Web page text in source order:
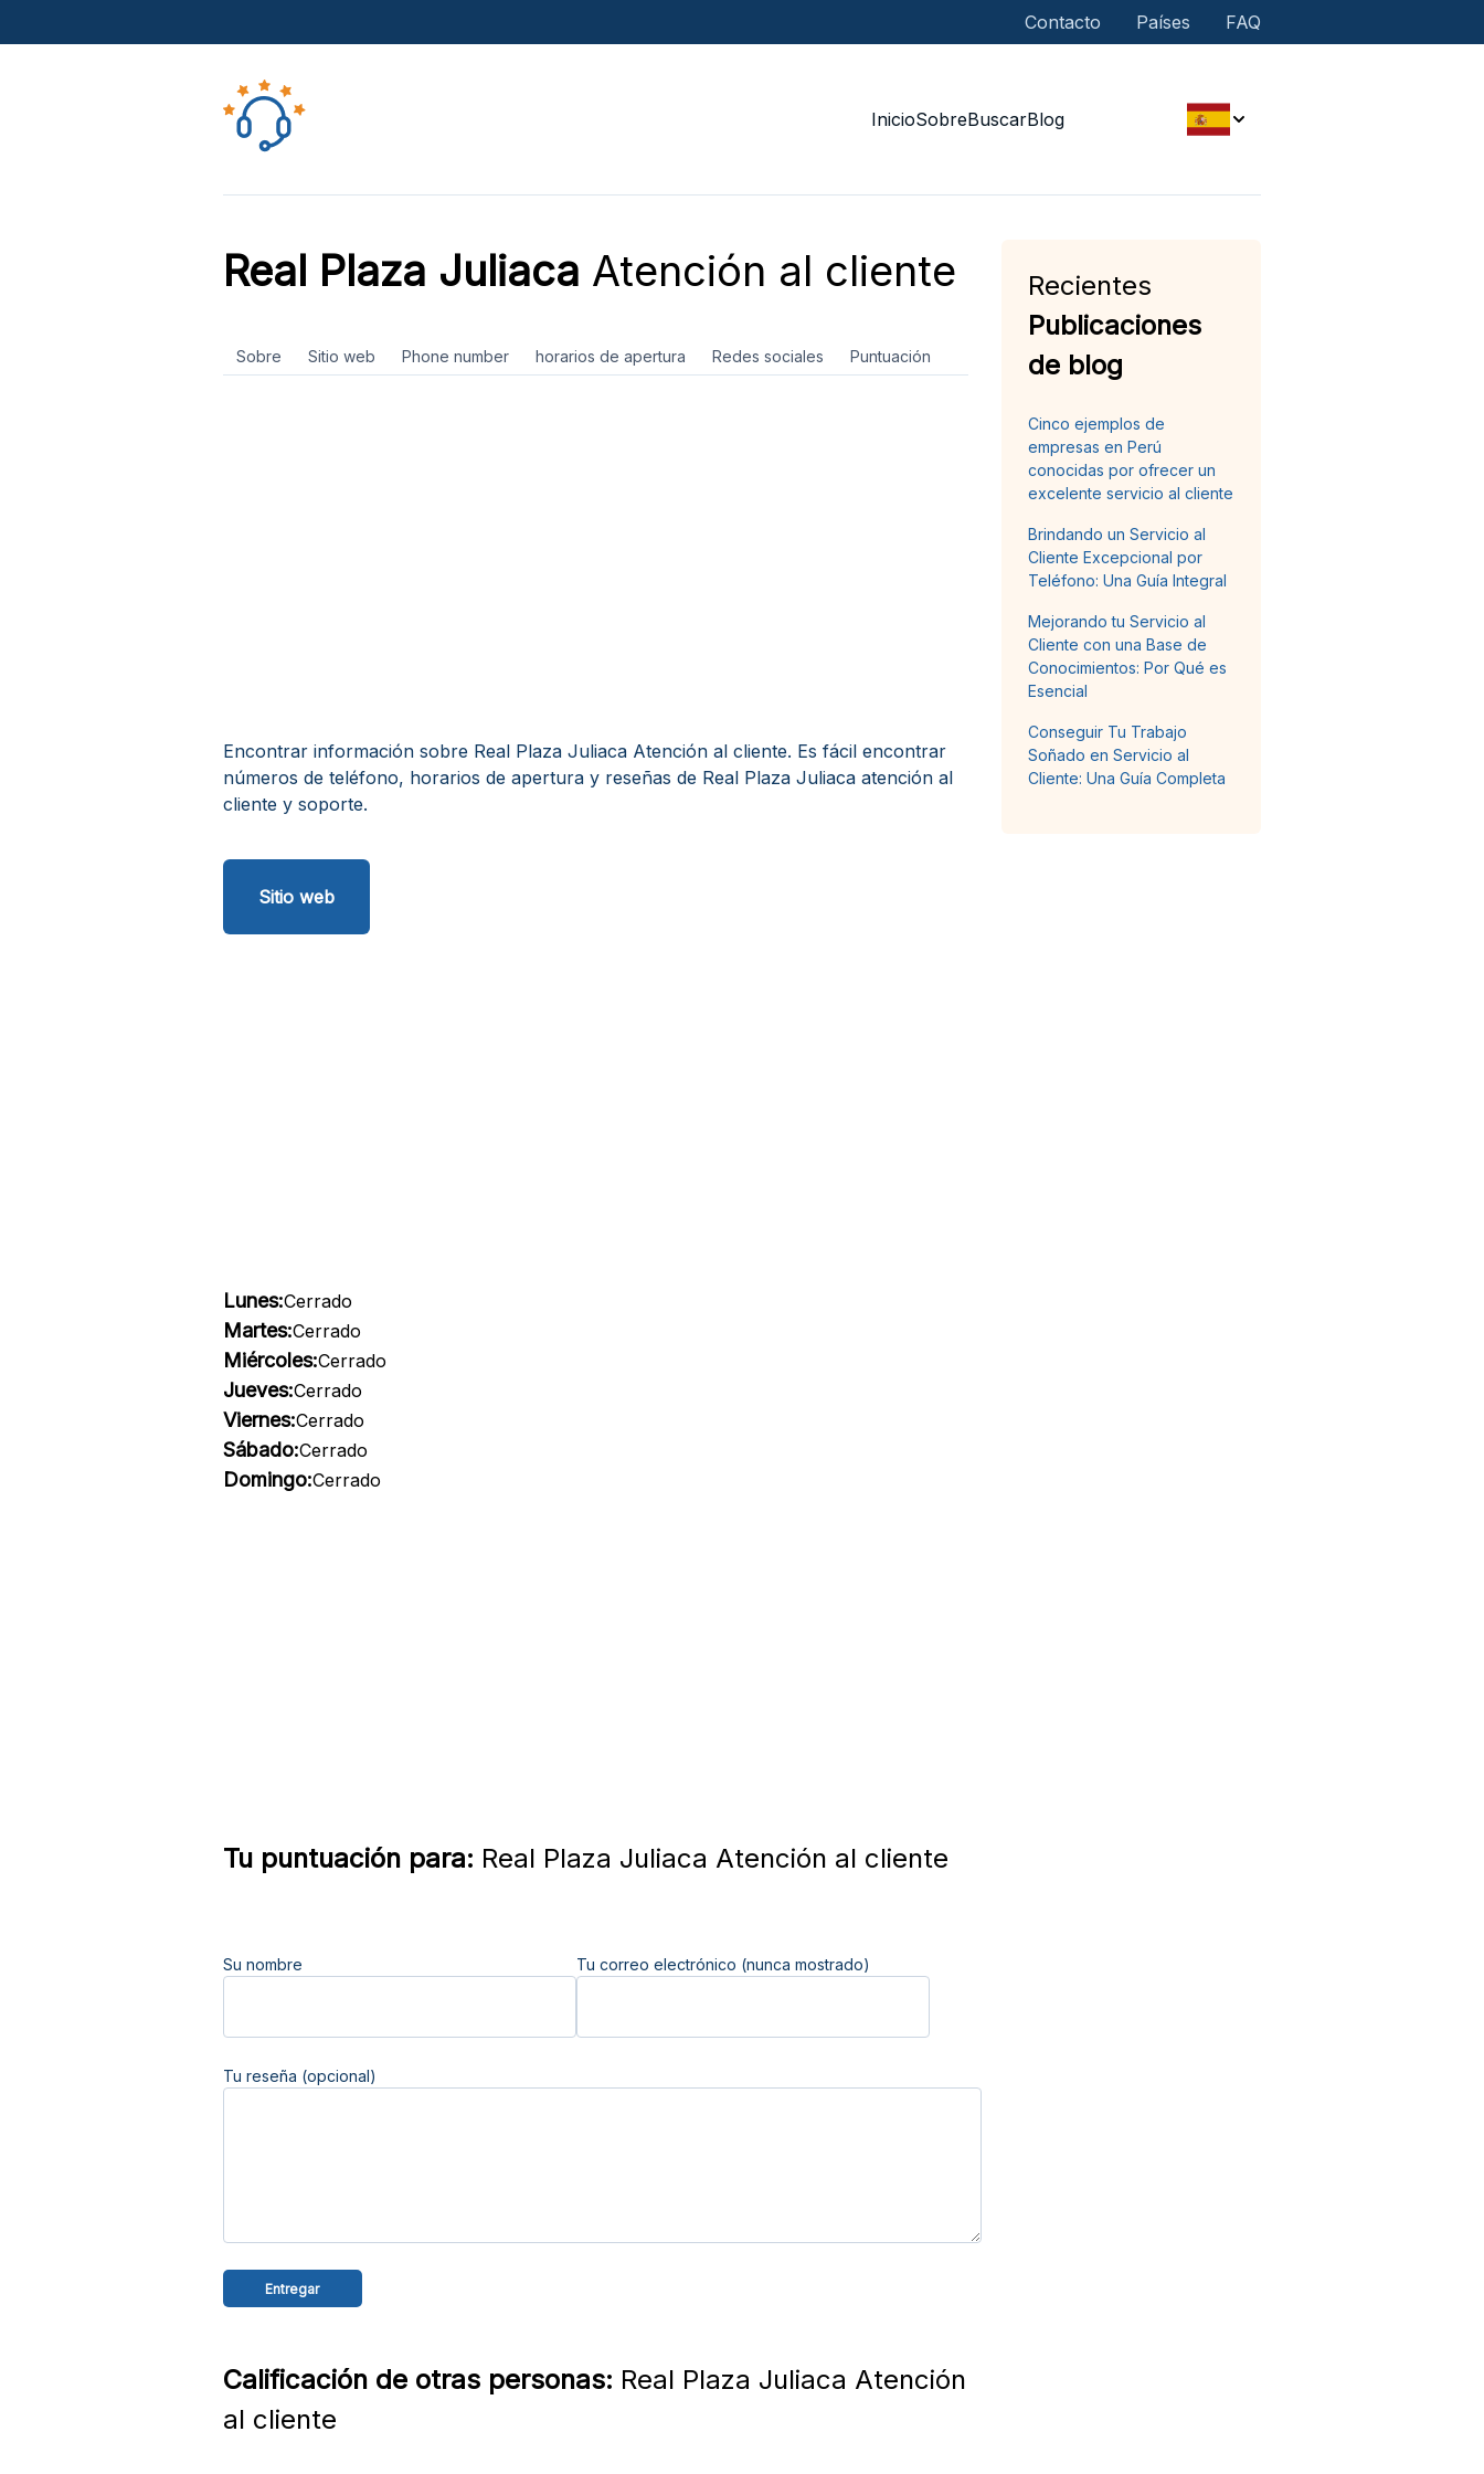
Contacto Países FAQ
InicioSobreBuscarBlog
Real Plaza Juliaca Atención al cliente
Sobre Sitio web Phone number horarios de apertura Redes sociales Puntuación
Encontrar información sobre Real Plaza Juliaca Atención al cliente. Es fácil encontrar
números de teléfono, horarios de apertura y reseñas de Real Plaza Juliaca atención al
cliente y soporte.
Sitio web
Lunes:Cerrado
Martes:Cerrado
Miércoles:Cerrado
Jueves:Cerrado
Viernes:Cerrado
Sábado:Cerrado
Domingo:Cerrado
Tu puntuación para: Real Plaza Juliaca Atención al cliente
Su nombre Tu correo electrónico (nunca mostrado)
Tu reseña (opcional)
Calificación de otras personas: Real Plaza Juliaca Atención
al cliente
Recientes
Publicaciones
de blog
Cinco ejemplos de
empresas en Perú
conocidas por ofrecer un
excelente servicio al cliente
Brindando un Servicio al
Cliente Excepcional por
Teléfono: Una Guía Integral
Mejorando tu Servicio al
Cliente con una Base de
Conocimientos: Por Qué es
Esencial
Conseguir Tu Trabajo
Soñado en Servicio al
Cliente: Una Guía Completa